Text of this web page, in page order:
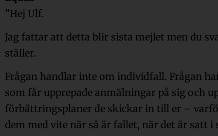
”Hej Ulf.
Jag fattar att detta blir sista mejlet men du
ställer.
Frågan handlar inte om individfall. Frågan
som får upprepade anmälningar på sig och
förbättringsplaner de skickar in till er –
dem med vite när så är fallet, när det är satt i